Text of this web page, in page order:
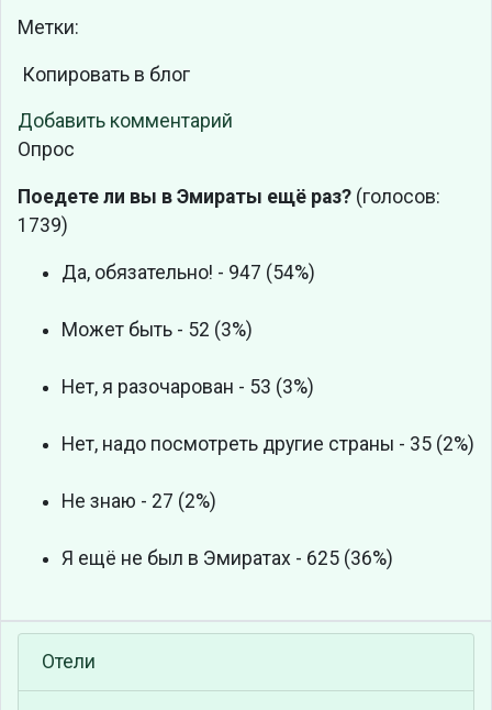
Метки:
Копировать в блог
Добавить комментарий
Опрос
Поедете ли вы в Эмираты ещё раз? (голосов:
1739)
Да, обязательно! - 947 (54%)
Может быть - 52 (3%)
Нет, я разочарован - 53 (3%)
Нет, надо посмотреть другие страны - 35 (2%)
Не знаю - 27 (2%)
Я ещё не был в Эмиратах - 625 (36%)
Отели